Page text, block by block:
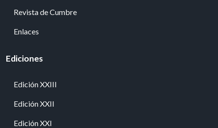
Revista de Cumbre
Enlaces
Ediciones
Edición XXIII
Edición XXII
Edición XXI